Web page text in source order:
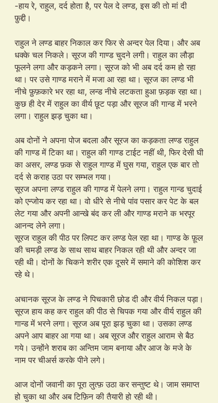
-हाय रे, राहुल, दर्द होता है, पर पेल दे लण्ड, इस की तो मां दी
फ़ुद्दी।
राहुल ने लण्ड बाहर निकाल कर फिर से अन्दर पेल दिया। और अब
धक्के चल निकले। सूरज की गाण्ड चुदने लगी। राहुल का लौड़ा
फूलने लगा और कड़कने लगा। सूरज को भी अब दर्द कम हो रहा
था। पर उसे गाण्ड मराने में मजा आ रहा था। सूरज का लण्ड भी
नीचे फ़ुफ़कारे भर रहा था, लन्ड नीचे लटकता हुआ फ़ड़क रहा था।
कुछ ही देर में राहुल का वीर्य छूट पड़ा और सूरज की गान्ड में भरने
लगा। राहुल झड़ चुका था।
अब दोनों ने अपना पोज बदला और सूरज का कड़कता लण्ड राहुल
की गाण्ड में टिका था। राहुल की गाण्ड टाईट नहीं थी, फिर देसी घी
का असर, लण्ड फ़क से राहुल गाण्ड में घुस गया, राहुल एक बार तो
दर्द से कराह उठा पर सम्भल गया।
सूरज अपना लण्ड राहुल की गाण्ड में पेलने लगा। राहुल गान्ड चुदाई
को एन्जोय कर रहा था। वो धीरे से नीचे पांव पसार कर पेट के बल
लेट गया और अपनी आन्खे बंद कर ली और गाण्ड मराने क भरपूर
आनन्द लेने लगा।
सूरज राहुल की पीठ पर लिपट कर लण्ड पेल रहा था। गाण्ड के फ़ूल
की चमड़ी लण्ड के साथ साथ बाहर निकल रही थी और अन्दर जा
रही थी। दोनों के चिकने शरीर एक दूसरे में समाने की कोशिश कर
रहे थे।
अचानक सूरज के लण्ड ने पिचकारी छोड दी और वीर्य निकल पड़ा।
सूरज हाय कह कर राहुल की पीठ से चिपक गया और वीर्य राहुल की
गान्ड में भरने लगा। सूरज अब पूरा झड़ चुका था। उसका लण्ड
अपने आप बाहर आ गया था। अब सूरज और राहुल आराम से बैठ
गये। उन्होंने शराब का अन्तिम जाम बनाया और आज के मजे के
नाम पर चीअर्स करके पीने लगे।
आज दोनों जवानी का पूरा लुत्फ़ उठा कर सन्तुष्ट थे। जाम समाप्त
हो चुका था और अब टिफ़िन की तैयारी हो रही थी।